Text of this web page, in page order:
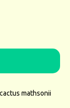
mathsonii